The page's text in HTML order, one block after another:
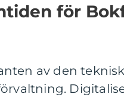
för
av den